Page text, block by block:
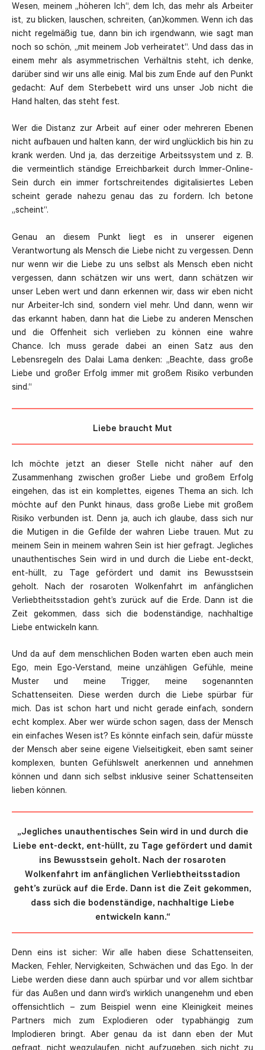
Wesen, meinem „höheren Ich“, dem Ich, das mehr als Arbeiter
ist, zu blicken, lauschen, schreiten, (an)kommen. Wenn ich das
nicht regelmäßig tue, dann bin ich irgendwann, wie sagt man
noch so schön, „mit meinem Job verheiratet“. Und dass das in
einem mehr als asymmetrischen Verhältnis steht, ich denke,
darüber sind wir uns alle einig. Mal bis zum Ende auf den Punkt
gedacht: Auf dem Sterbebett wird uns unser Job nicht die
Hand halten, das steht fest.
Wer die Distanz zur Arbeit auf einer oder mehreren Ebenen
nicht aufbauen und halten kann, der wird unglücklich bis hin zu
krank werden. Und ja, das derzeitige Arbeitssystem und z. B.
die vermeintlich ständige Erreichbarkeit durch Immer-Online-
Sein durch ein immer fortschreitendes digitalisiertes Leben
scheint gerade nahezu genau das zu fordern. Ich betone
„scheint“.
Genau an diesem Punkt liegt es in unserer eigenen
Verantwortung als Mensch die Liebe nicht zu vergessen. Denn
nur wenn wir die Liebe zu uns selbst als Mensch eben nicht
vergessen, dann schätzen wir uns wert, dann schätzen wir
unser Leben wert und dann erkennen wir, dass wir eben nicht
nur Arbeiter-Ich sind, sondern viel mehr. Und dann, wenn wir
das erkannt haben, dann hat die Liebe zu anderen Menschen
und die Offenheit sich verlieben zu können eine wahre
Chance. Ich muss gerade dabei an einen Satz aus den
Lebensregeln des Dalai Lama denken: „Beachte, dass große
Liebe und großer Erfolg immer mit großem Risiko verbunden
sind.“
Liebe braucht Mut
Ich möchte jetzt an dieser Stelle nicht näher auf den
Zusammenhang zwischen großer Liebe und großem Erfolg
eingehen, das ist ein komplettes, eigenes Thema an sich. Ich
möchte auf den Punkt hinaus, dass große Liebe mit großem
Risiko verbunden ist. Denn ja, auch ich glaube, dass sich nur
die Mutigen in die Gefilde der wahren Liebe trauen. Mut zu
meinem Sein in meinem wahren Sein ist hier gefragt. Jegliches
unauthentisches Sein wird in und durch die Liebe ent-deckt,
ent-hüllt, zu Tage gefördert und damit ins Bewusstsein
geholt. Nach der rosaroten Wolkenfahrt im anfänglichen
Verliebtheitsstadion geht’s zurück auf die Erde. Dann ist die
Zeit gekommen, dass sich die bodenständige, nachhaltige
Liebe entwickeln kann.
Und da auf dem menschlichen Boden warten eben auch mein
Ego, mein Ego-Verstand, meine unzähligen Gefühle, meine
Muster und meine Trigger, meine sogenannten
Schattenseiten. Diese werden durch die Liebe spürbar für
mich. Das ist schon hart und nicht gerade einfach, sondern
echt komplex. Aber wer würde schon sagen, dass der Mensch
ein einfaches Wesen ist? Es könnte einfach sein, dafür müsste
der Mensch aber seine eigene Vielseitigkeit, eben samt seiner
komplexen, bunten Gefühlswelt anerkennen und annehmen
können und dann sich selbst inklusive seiner Schattenseiten
lieben können.
„Jegliches unauthentisches Sein wird in und durch die
Liebe ent-deckt, ent-hüllt, zu Tage gefördert und damit
ins Bewusstsein geholt. Nach der rosaroten
Wolkenfahrt im anfänglichen Verliebtheitsstadion
geht’s zurück auf die Erde. Dann ist die Zeit gekommen,
dass sich die bodenständige, nachhaltige Liebe
entwickeln kann.“
Denn eins ist sicher: Wir alle haben diese Schattenseiten,
Macken, Fehler, Nervigkeiten, Schwächen und das Ego. In der
Liebe werden diese dann auch spürbar und vor allem sichtbar
für das Außen und dann wird’s wirklich unangenehm und eben
offensichtlich – zum Beispiel wenn eine Kleinigkeit meines
Partners mich zum Explodieren oder typabhängig zum
Implodieren bringt. Aber genau da ist dann eben der Mut